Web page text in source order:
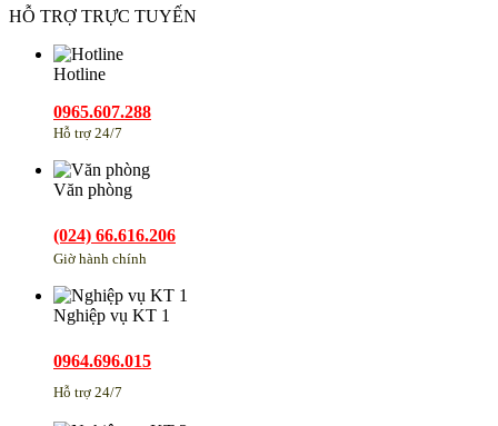
HỖ TRỢ TRỰC TUYẾN
Hotline
0965.607.288
Hỗ trợ 24/7
Văn phòng
(024) 66.616.206
Giờ hành chính
Nghiệp vụ KT 1
0964.696.015
Hỗ trợ 24/7